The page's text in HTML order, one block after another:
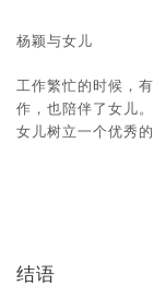
杨颖与女儿
工作繁忙的时候，
作，也陪伴了女儿
女儿树立一个优秀的
结语